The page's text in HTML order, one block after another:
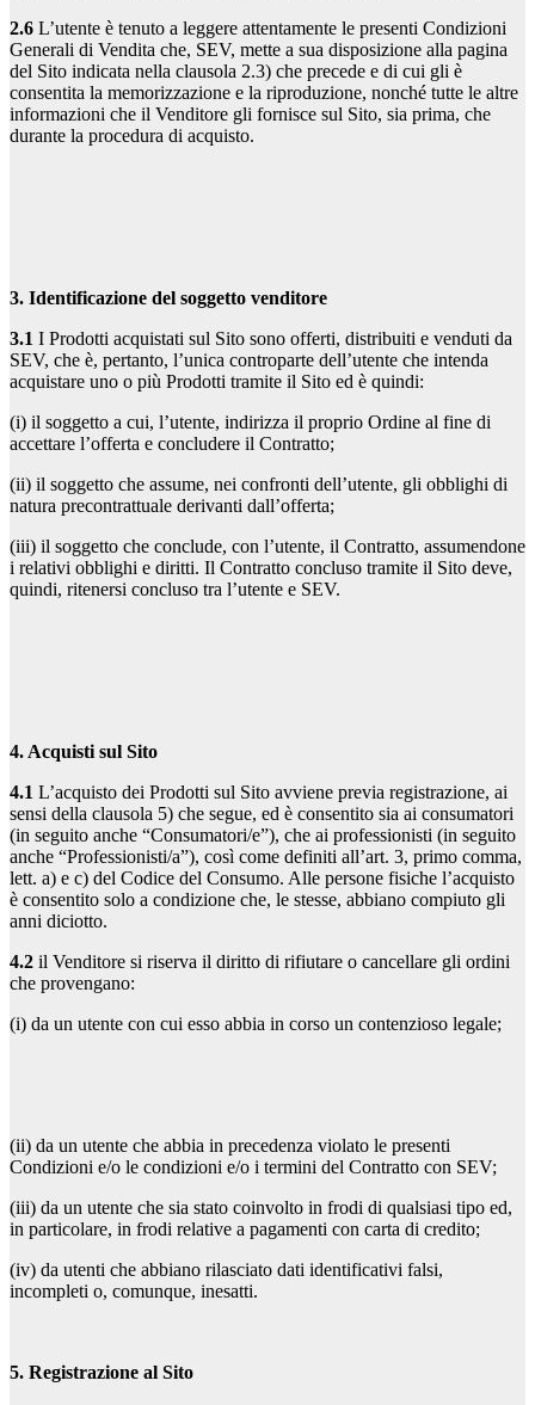
2.6 L’utente è tenuto a leggere attentamente le presenti Condizioni
Generali di Vendita che, SEV, mette a sua disposizione alla pagina
del Sito indicata nella clausola 2.3) che precede e di cui gli è
consentita la memorizzazione e la riproduzione, nonché tutte le altre
informazioni che il Venditore gli fornisce sul Sito, sia prima, che
durante la procedura di acquisto.
3. Identificazione del soggetto venditore
3.1 I Prodotti acquistati sul Sito sono offerti, distribuiti e venduti da
SEV, che è, pertanto, l’unica controparte dell’utente che intenda
acquistare uno o più Prodotti tramite il Sito ed è quindi:
(i) il soggetto a cui, l’utente, indirizza il proprio Ordine al fine di
accettare l’offerta e concludere il Contratto;
(ii) il soggetto che assume, nei confronti dell’utente, gli obblighi di
natura precontrattuale derivanti dall’offerta;
(iii) il soggetto che conclude, con l’utente, il Contratto, assumendone
i relativi obblighi e diritti. Il Contratto concluso tramite il Sito deve,
quindi, ritenersi concluso tra l’utente e SEV.
4. Acquisti sul Sito
4.1 L’acquisto dei Prodotti sul Sito avviene previa registrazione, ai
sensi della clausola 5) che segue, ed è consentito sia ai consumatori
(in seguito anche “Consumatori/e”), che ai professionisti (in seguito
anche “Professionisti/a”), così come definiti all’art. 3, primo comma,
lett. a) e c) del Codice del Consumo. Alle persone fisiche l’acquisto
è consentito solo a condizione che, le stesse, abbiano compiuto gli
anni diciotto.
4.2 il Venditore si riserva il diritto di rifiutare o cancellare gli ordini
che provengano:
(i) da un utente con cui esso abbia in corso un contenzioso legale;
(ii) da un utente che abbia in precedenza violato le presenti
Condizioni e/o le condizioni e/o i termini del Contratto con SEV;
(iii) da un utente che sia stato coinvolto in frodi di qualsiasi tipo ed,
in particolare, in frodi relative a pagamenti con carta di credito;
(iv) da utenti che abbiano rilasciato dati identificativi falsi,
incompleti o, comunque, inesatti.
5. Registrazione al Sito